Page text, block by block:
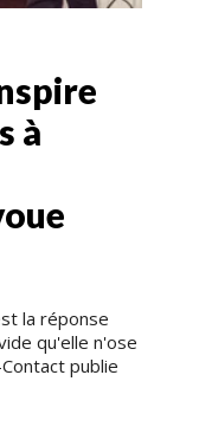
à
la réponse
qu'elle n'ose
publie